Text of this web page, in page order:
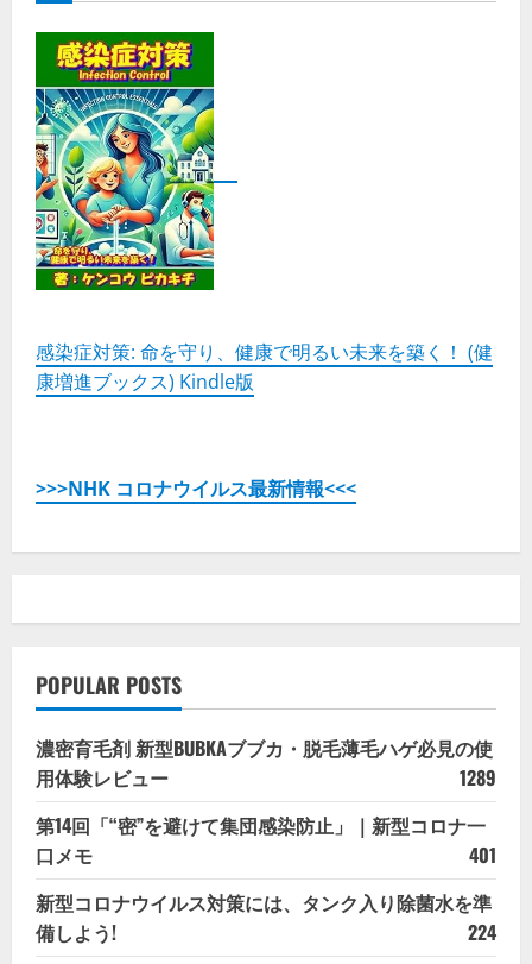
感染症対策: 命を守り、健康で明るい未来を築く！ (健
康増進ブックス) Kindle版
>>>NHK コロナウイルス最新情報<<<
POPULAR POSTS
濃密育毛剤 新型BUBKAブブカ・脱毛薄毛ハゲ必見の使
用体験レビュー
1289
第14回「“密”を避けて集団感染防止」｜新型コロナ一
口メモ
401
新型コロナウイルス対策には、タンク入り除菌水を準
備しよう!
224